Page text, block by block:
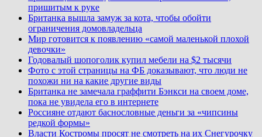
пришитым к руке
Британка вышла замуж за кота, чтобы обойти
ограничения домовладельца
Мир готовится к появлению «самой маленькой плохой
девочки»
Годовалый шопоголик купил мебели на $2 тысячи
Фото с этой страницы на ФБ доказывают, что люди не
похожи ни на какие другие виды
Британка не замечала граффити Бэнкси на своем доме,
пока не увидела его в интернете
Россияне отдают баснословные деньги за «чипсины
редкой формы»
Власти Костромы просят не смотреть на их Снегурочку